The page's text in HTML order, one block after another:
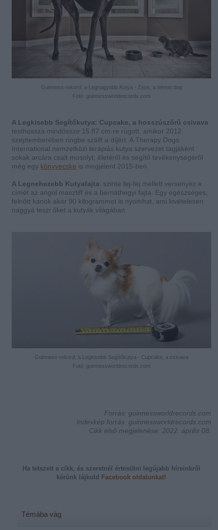
Guinness-rekord, a Legnagyobb Kutya - Zeus, a német dog
Fotó: guinnessworldrecords.com
A Legkisebb Segítőkutya: Cupcake, a hosszúszőrű csivava
testhossza mindössze 15.87 cm-re rúgott, amikor 2012.
szeptemberében ringbe szállt a díjért. A Therapy Dogs
International nemzetközi terápiás kutya szervezet tagjaként
sokak arcára csalt mosolyt; életéről és segítő tevékenységéről
még egy könyvecske is megjelent 2015-ben.
A Legnehezebb Kutyafajta: szinte fej-fej mellett versenyez e
címét az angol masztiff és a bernáthegyi fajta. Egy egészséges,
felnőtt kanok akár 90 kilogrammot is nyomhat, ami kivételesen
naggyá teszi őket a kutyák világában.
Guinness-rekord, a Legkisebb Segítőkutya - Cupcake, a csivava
Fotó: guinnessworldrecords.com
Forrás: guinnessworldrecords.com
Indexkép forrás: guinnessworldrecords.com
Cikk első megjelenése: 2022. április 08.
Ha tetszett a cikk, és szeretnél értesülni legújabb híreinkről
kérünk
lájkold Facebook oldalunkat!
Témába vág